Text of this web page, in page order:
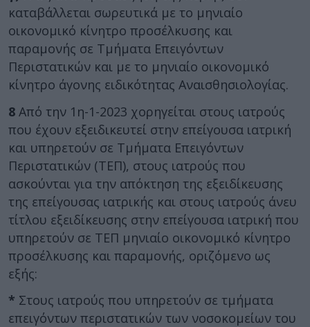
καταβάλλεται σωρευτικά με το μηνιαίο
οικονομικό κίνητρο προσέλκυσης και
παραμονής σε Τμήματα Επειγόντων
Περιστατικών και με το μηνιαίο οικονομικό
κίνητρο άγονης ειδικότητας Αναισθησιολογίας.
8 Από την 1η-1-2023 χορηγείται στους ιατρούς
που έχουν εξειδικευτεί στην επείγουσα ιατρική
και υπηρετούν σε Τμήματα Επειγόντων
Περιστατικών (ΤΕΠ), στους ιατρούς που
ασκούνται για την απόκτηση της εξειδίκευσης
της επείγουσας ιατρικής και στους ιατρούς άνευ
τίτλου εξειδίκευσης στην επείγουσα ιατρική που
υπηρετούν σε ΤΕΠ μηνιαίο οικονομικό κίνητρο
προσέλκυσης και παραμονής, οριζόμενο ως
εξής:
* Στους ιατρούς που υπηρετούν σε τμήματα
επειγόντων περιστατικών των νοσοκομείων του